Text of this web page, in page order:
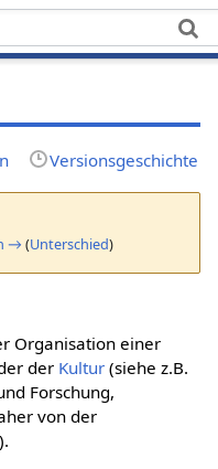
Versionsgeschichte
→ (Unterschied)
Organisation einer
der Kultur (siehe z.B.
Forschung,
von der